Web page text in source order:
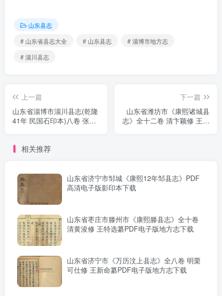
山东县志
# 山东省县志大全
# 山东县志
# 淄博市地方志
# 淄川县志
上一篇
山东省淄博市淄川县志(乾隆
41年 民国石印本)八卷 张鸣
下一篇
山东省潍坊市《康熙诸城县
志》全十二卷 清卞颖修 王劝
相关推荐
山东省济宁市邹城《康熙12年邹县志》PDF
高清电子版影印本下载
山东省枣庄市滕州市《康熙滕县志》全十卷
清黄浚修 王特选纂PDF电子版地方志下载
山东省济宁市《万历汶上县志》全八卷 明栗
可仕修 王新命纂PDF电子版地方志下载